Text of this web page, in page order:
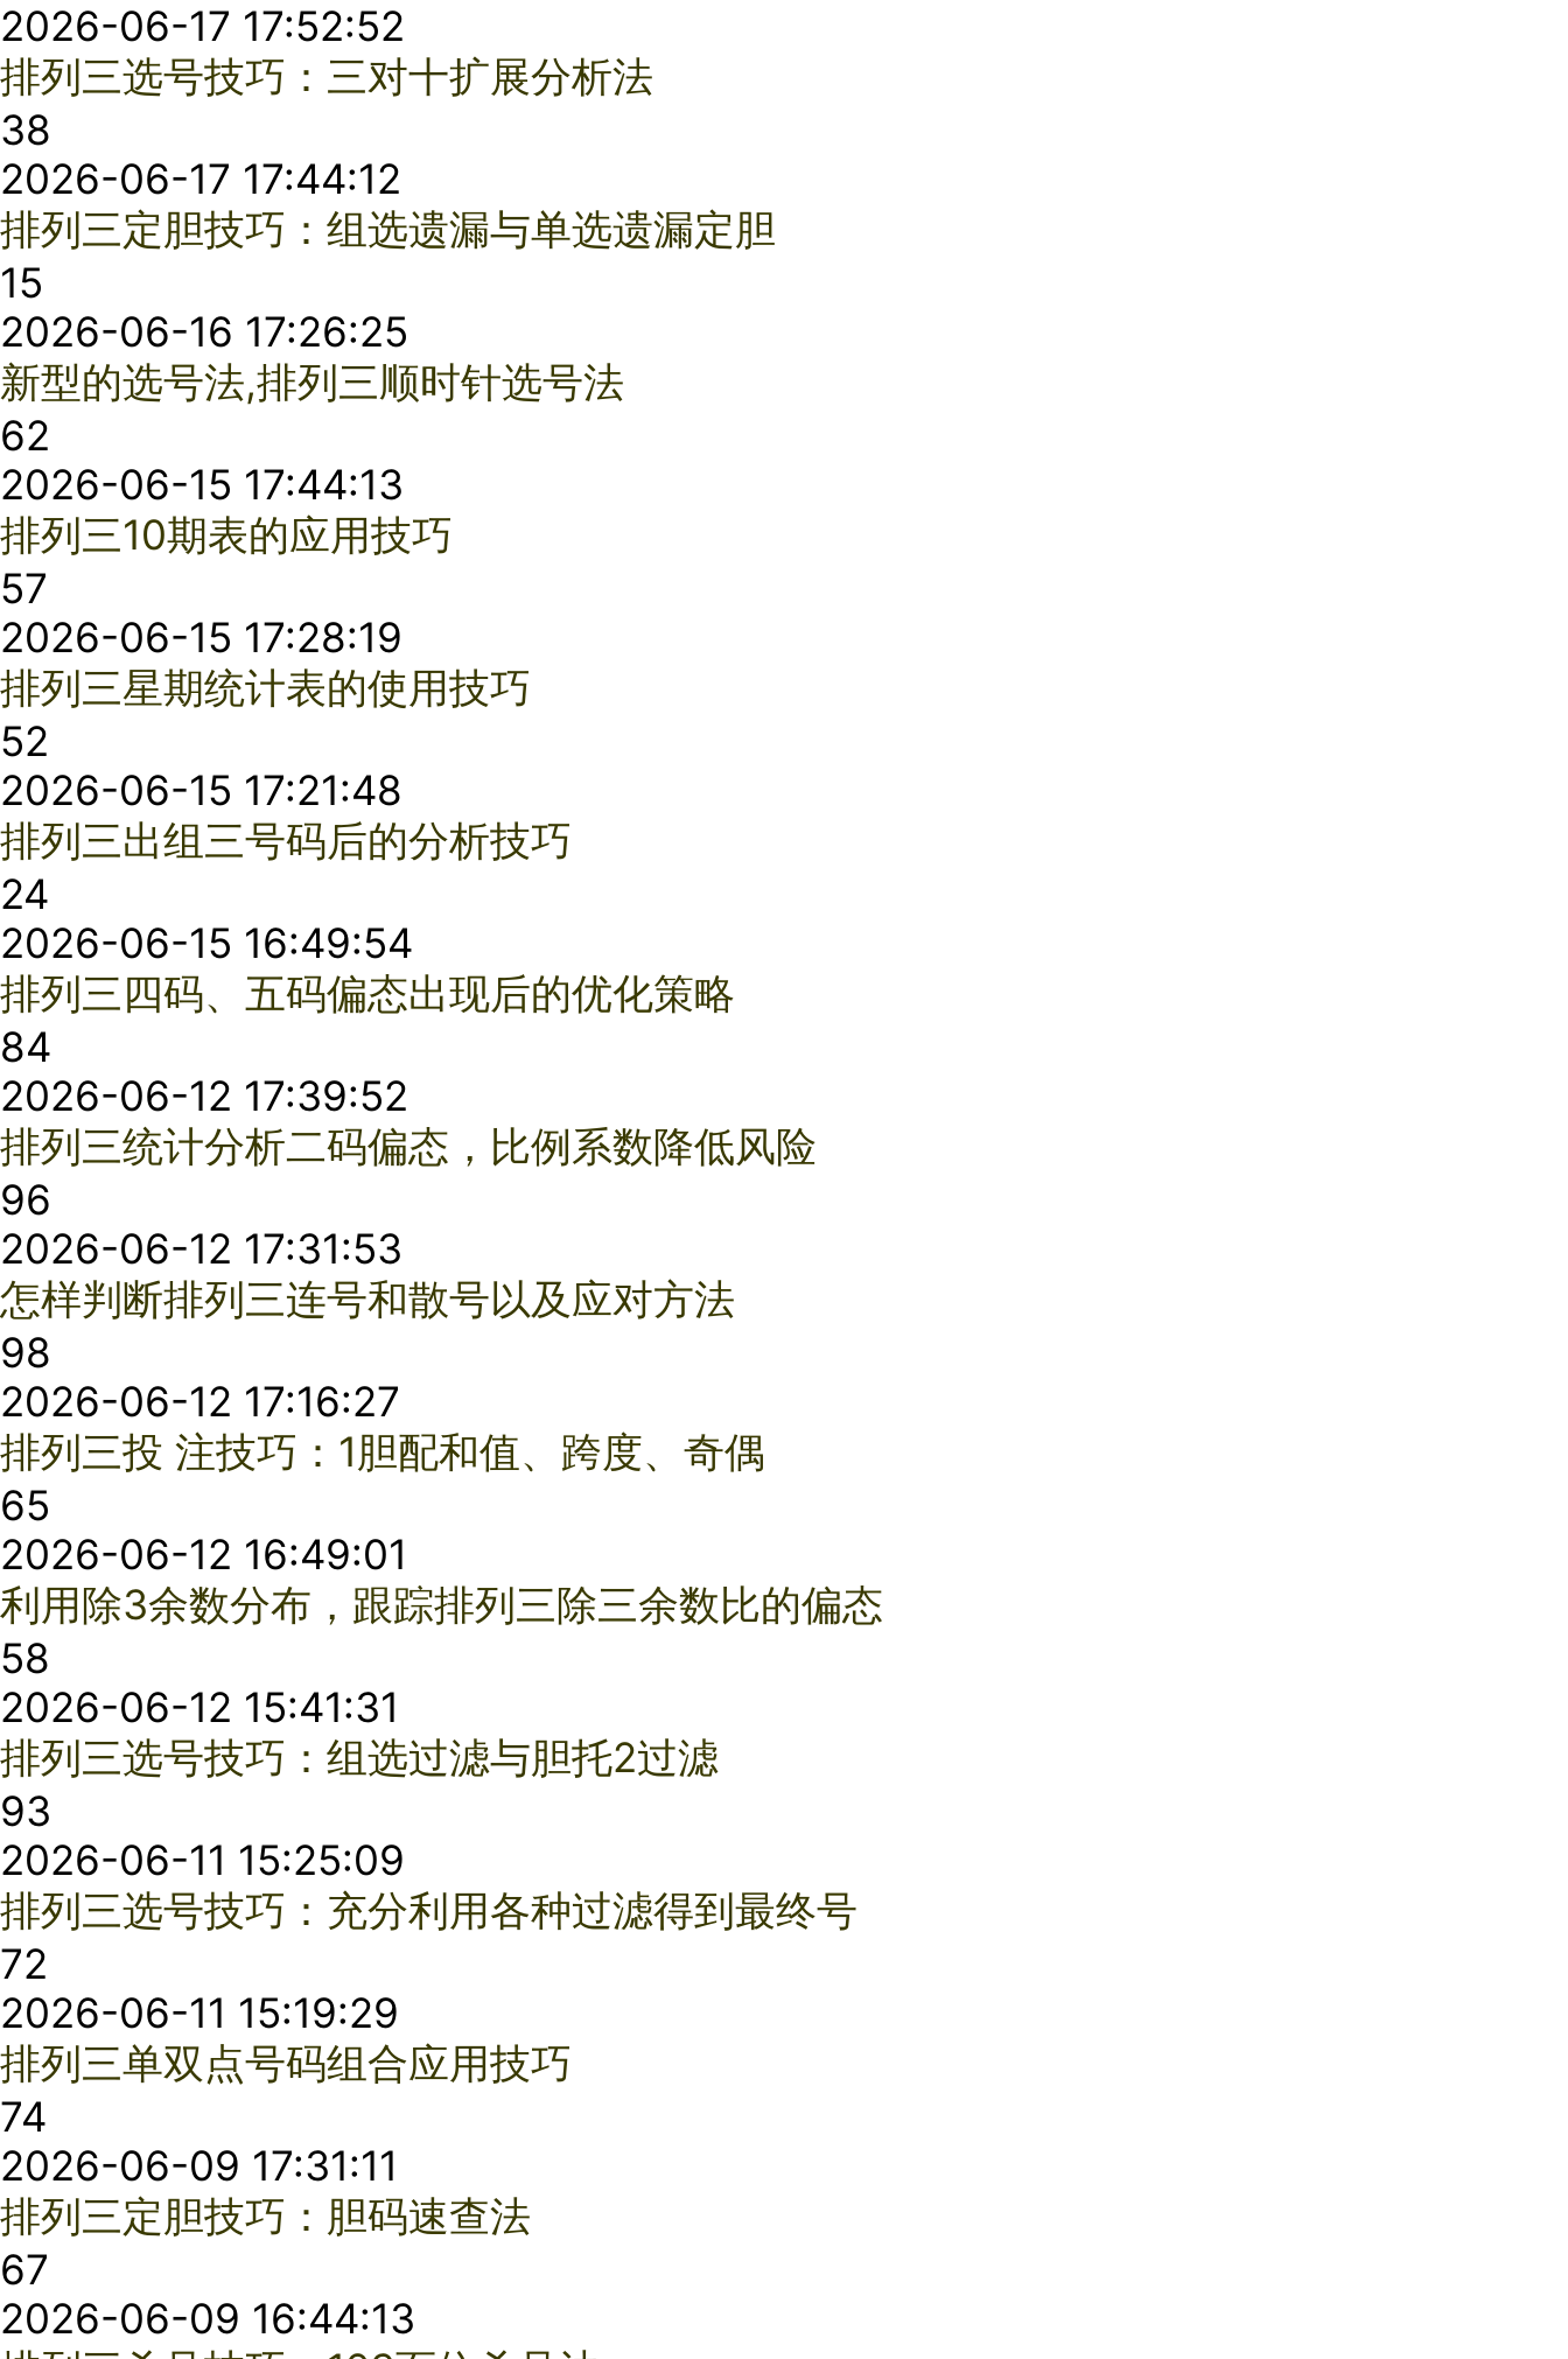
排列三出组三号码后的分析技巧
24
2026-06-15 16:49:54
排列三四码、五码偏态出现后的优化策略
2026-06-12 17:39:52
排列三统计分析二码偏态，比例系数降低风险
96
2026-06-12 17:31:53
怎样判断排列三连号和散号以及应对方法
98
2026-06-12 17:16:27
排列三投 注技巧：1胆配和值、跨度、奇偶
利用除3余数分布，跟踪排列三除三余数比的偏态
58
2026-06-12 15:41:31
排列三选号技巧：组选过滤与胆托2过滤
2026-06-11 15:25:09
排列三选号技巧：充分利用各种过滤得到最终号
72
2026-06-11 15:19:29
排列三单双点号码组合应用技巧
74
2026-06-09 17:31:11
排列三定胆技巧：胆码速查法
67
排列三杀号技巧：123百位杀号法
17
2026-06-01 17:11:14
排列三生熟号选号法
2026-03-04 15:53:47
排列三单选遗漏顺序选号法
94
2026-03-04 15:02:47
排列三一点一数选号法详解
88
2026-03-04 14:24:50
排列三组三出现的前兆,从遗漏和与数字分布中找规律
75
排列三守号四种方法：概率均衡、守热号、守冷号、守组选详解
82
2026-03-02 15:25:24
排列三尾数周期规律：如何利用活跃尾数和惰性尾数选号
2026-03-02 15:07:36
排列三六期分析法图表详解,绘制方法与使用技巧
66
2026-03-02 14:40:23
排列三组选6胆二拖四法：两组互补包号，提高中奖概率
35
2026-03-02 11:51:43
排列三和值怎么选?九和值循环滚动法教你参考合值与偏态指数
6
排列三“无稽”但有效的杀号法,期数分解与首尾边距实战
86
2026-03-02 09:49:21
利于发现出号规律,排列3常见的两种分布图
2026-02-27 14:49:04
排列3六码选号通用法
14
2026-02-27 14:43:07
排列3需关注常用的几个指标
11
2026-02-27 14:32:23
排列3和值与大小比的关系
24
排列3位置关联直选
59
2026-02-27 11:14:18
排列3高手选号过程中的风险控制方法与原则
2026-02-26 17:07:43
排列3选号技巧：组选优势、和值区间与冷号判断
84
2026-02-26 15:19:50
排列三选号方法：分路选号保胆
72
2026-02-26 14:37:27
排列三合形态0双双的运用技巧
87
排列三选号技巧之巧选合适方法选号
35
2026-02-25 14:23:27
排列三和值选择三个原则
2026-02-25 14:12:22
排列三胆拖包号全攻略：教你用200元博取1000元大奖
17
2026-02-25 11:16:54
浅谈排列三黄金组合的诀窍
62
2026-02-06 17:11:10
拆解排列三相连号码：从类型划分到数据统计的完整指南
18
排列三周期点：菲波纳奇数列
70
2026-02-06 16:16:58
从数据中找规律：排列3实战缩水方法分享
2026-02-06 15:09:35
排列三选胆妙招：四招搞定胆码
98
2026-02-06 14:28:18
排列3选号策略之运用振幅杀号
手机APP
电脑版